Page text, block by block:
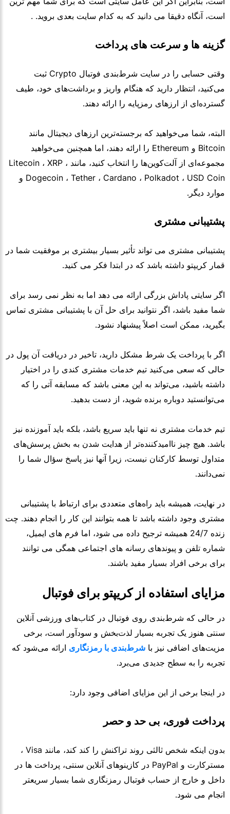
است، آنگاه دقیقا می دانید که به کدام سایت بعدی بروید. .
گزینه ها و سرعت های پرداخت
وقتی حسابی را در سایت شرط‌بندی فوتبال Crypto ثبت
می‌کنید، انتظار دارید که هنگام واریز و برداشت‌های خود، طیف
گسترده‌ای از ارزهای رمزپایه را ارائه دهند.
البته، شما می‌خواهید که برجسته‌ترین ارزهای دیجیتال مانند
Bitcoin و Ethereum را ارائه دهند، اما همچنین می‌خواهید
مجموعه‌ای از آلت‌کوین‌ها را انتخاب کنید، مانند Litecoin ، XRP ،
Dogecoin ، Tether ، Cardano ، Polkadot ، USD Coin و
موارد دیگر.
پشتیبانی مشتری
پشتیبانی مشتری می تواند تأثیر بسیار بیشتری بر موفقیت شما در
قمار کریپتو داشته باشد که در ابتدا فکر می کنید.
اگر سایتی پاداش بزرگی ارائه می دهد اما به نظر نمی رسد برای
شما مفید باشد، اگر نتوانید برای حل آن با پشتیبانی مشتری تماس
بگیرید، ممکن است اصلاً پیشنهاد نشود.
اگر با پرداخت یک شرط مشکل دارید، تاخیر در دریافت آن پول در
حالی که سعی می‌کنید تیم خدمات مشتری کندی را در اختیار
داشته باشید، می‌تواند به این معنی باشد که مسابقه آتی را که
می‌توانستید دوباره برنده شوید، از دست بدهید.
تیم خدمات مشتری نه تنها باید سریع باشد، بلکه باید آموزنده نیز
باشد. هیچ چیز ناامیدکننده‌تر از هدایت شدن به بخش پرسش‌های
متداول توسط کارکنان نیست، زیرا آنها نیز پاسخ سؤال شما را
نمی‌دانند.
در نهایت، همیشه باید راه‌های متعددی برای ارتباط با پشتیبانی
مشتری وجود داشته باشد تا همه بتوانند این کار را انجام دهند. چت
زنده 24/7 همیشه ترجیح داده می شود، اما فرم های ایمیل،
شماره تلفن و پیوندهای رسانه های اجتماعی همگی می توانند
برای برخی افراد بسیار مفید باشند.
مزایای استفاده از کریپتو برای فوتبال
در حالی که شرط‌بندی روی فوتبال در کتاب‌های ورزشی آنلاین
سنتی هنوز یک تجربه بسیار لذت‌بخش و سودآور است، برخی
مزیت‌های اضافی نیز با شرط‌بندی با رمزنگاری ارائه می‌شود که
تجربه را به سطح جدیدی می‌برد.
در اینجا برخی از این مزایای اضافی وجود دارد:
پرداخت فوری، بی حد و حصر
بدون اینکه شخص ثالثی روند تراکنش را کند کند، مانند Visa ،
مسترکارت و PayPal در کازینوهای آنلاین سنتی، پرداخت ها در
داخل و خارج از حساب فوتبال رمزنگاری شما بسیار سریعتر
انجام می شود.